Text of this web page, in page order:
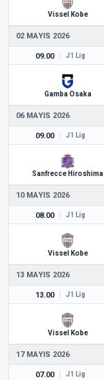
Vissel Kobe
02 MAYIS 2026
09.00 J1 Lig
Gamba Osaka
06 MAYIS 2026
09.00 J1 Lig
Sanfrecce Hiroshima
10 MAYIS 2026
08.00 J1 Lig
Vissel Kobe
13 MAYIS 2026
13.00 J1 Lig
Vissel Kobe
17 MAYIS 2026
07.00 J1 Lig